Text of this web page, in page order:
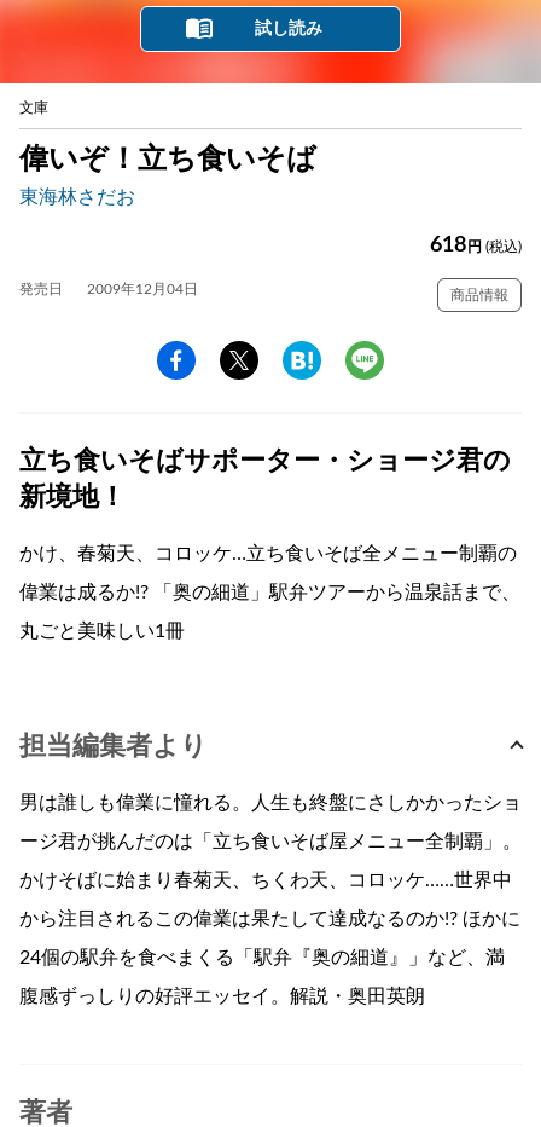
試し読み
文庫
偉いぞ！立ち食いそば
東海林さだお
618 円 (税込)
発売日 2009年12月04日 商品情報
立ち食いそばサポーター・ショージ君の
新境地！
かけ、春菊天、コロッケ…立ち食いそば全メニュー制覇の
偉業は成るか!? 「奥の細道」駅弁ツアーから温泉話まで、
丸ごと美味しい1冊
担当編集者より
男は誰しも偉業に憧れる。人生も終盤にさしかかったショ
ージ君が挑んだのは「立ち食いそば屋メニュー全制覇」。
かけそばに始まり春菊天、ちくわ天、コロッケ……世界中
から注目されるこの偉業は果たして達成なるのか!? ほかに
24個の駅弁を食べまくる「駅弁『奥の細道』」など、満
腹感ずっしりの好評エッセイ。解説・奥田英朗
著者